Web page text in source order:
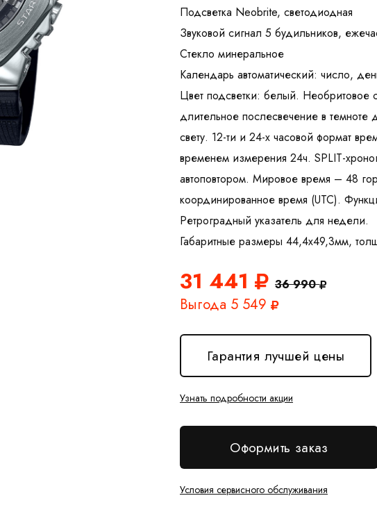
Подсветка Neobrite, светодиодная
Звуковой сигнал 5 будильников,
Стекло минеральное
Календарь автоматический: число,
Цвет подсветки: белый. Необритовое
длительное послесвечение в
свету. 12-ти и 24-х часовой формат
временем измерения 24ч. SPLIT-
автоповтором. Мировое время – 48
координированное время (UTC).
Ретроградный указатель для недели.
31 441 36 990
Выгода 5 549
Гарантия лучшей цены
Узнать подробности акции
Оформить заказ
Условия сервисного обслуживания